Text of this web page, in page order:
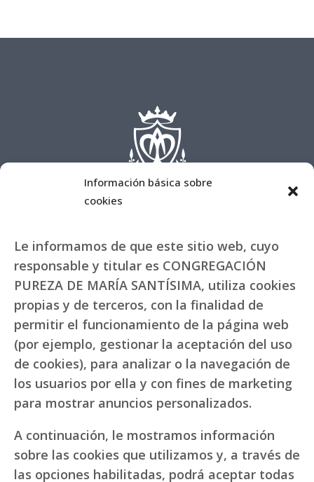
Información básica sobre
cookies
Le informamos de que este sitio web, cuyo
responsable y titular es CONGREGACIÓN
PUREZA DE MARÍA SANTÍSIMA, utiliza cookies
propias y de terceros, con la finalidad de
permitir el funcionamiento de la página web
(por ejemplo, gestionar la aceptación del uso
de cookies), para analizar o la navegación de
los usuarios por ella y con fines de marketing
para mostrar anuncios personalizados.
A continuación, le mostramos información
sobre las cookies que utilizamos y, a través de
las opciones habilitadas, podrá aceptar todas